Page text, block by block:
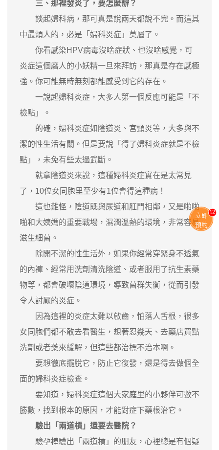
三、那裡發炎了，要怎麼辦？
談起婦科病，那可真是說兩天都說不完。而這其
中最煩人的，必是「婦科炎症」莫屬了。
你看感染HPV病毒沒啥症狀、也沒啥感覺，可
炎症這個磨人的小妖精一旦來拜訪，那真是存在感極
強。你可能無時無刻都能感受到它的存在。
一說起婦科炎症，大多人第一個反應可能是「不
檢點」。
的確，婦科炎症如陰道炎、宮頸炎等，大多與不
潔的性生活有關。但是要說「得了婦科炎症就是不檢
點」，未免有些太過武斷。
就拿陰道炎來說，這種婦科炎症實在是太常見
了，10位女同胞里至少有1位會得這種病！
這也難怪，陰道既與尿道和肛門相鄰，又是啪啪
啪和大姨媽的重要戰場，濕潤溫熱的環境，非常容易
滋生細菌。
除開不潔的性生活外，如果你經常穿緊身不透氣
的內褲、經常用洗劑清洗陰道、或者服用了抗生素藥
物等，都會破壞陰道環境，導致菌群失衡，從而引發
令人討厭的炎症。
因為這裡的炎症太難以啟齒，怕落人舌根，很多
女同胞們都不敢去看醫生，想著忍幾天、去藥店買點
洗劑或者藥來緩解，但這些都治標不治本啊。
要想徹底擺脫它，防止它復發，還是得去做個全
面的婦科炎症檢查。
要知道，婦科炎症這個大家庭里的小夥伴可數不
勝數，找到根本的原因，才能對症下藥根治它。
驗出「兩道槓」還要去醫院？
驗孕棒驗出「兩道槓」的朋友，心裡總是有個疑
立即
預約
13